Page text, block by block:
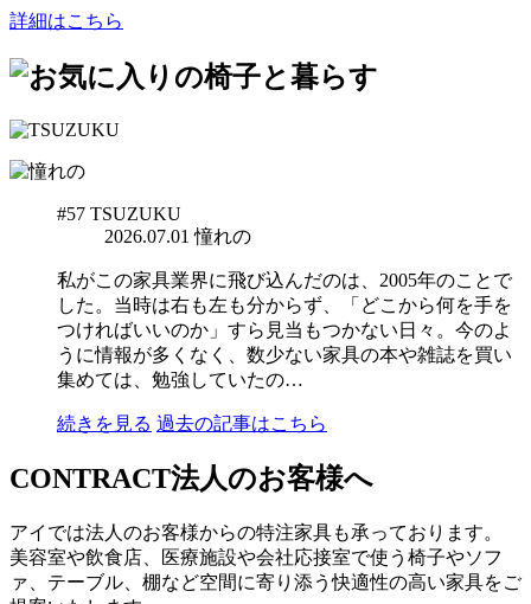
詳細はこちら
#57 TSUZUKU
2026.07.01 憧れの
私がこの家具業界に飛び込んだのは、2005年のことで
した。当時は右も左も分からず、「どこから何を手を
つければいいのか」すら見当もつかない日々。今のよ
うに情報が多くなく、数少ない家具の本や雑誌を買い
集めては、勉強していたの…
続きを見る 過去の記事はこちら
CONTRACT法人のお客様へ
アイでは法人のお客様からの特注家具も承っております。
美容室や飲食店、医療施設や会社応接室で使う椅子やソフ
ァ、テーブル、棚など空間に寄り添う快適性の高い家具をご